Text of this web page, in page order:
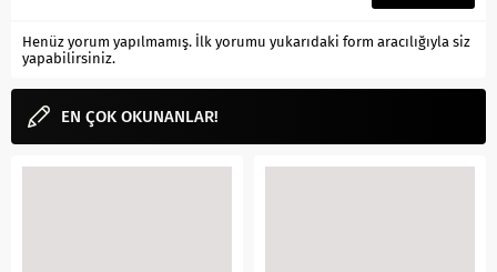
Henüz yorum yapılmamış. İlk yorumu yukarıdaki form aracılığıyla siz
yapabilirsiniz.
EN ÇOK OKUNANLAR!